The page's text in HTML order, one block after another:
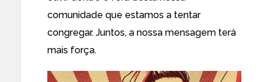
comunidade que estamos a tentar
congregar. Juntos, a nossa mensagem terá
mais força.